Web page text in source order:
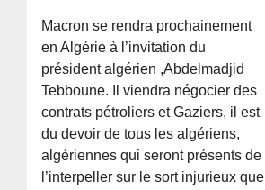
Macron se rendra prochainement
en Algérie à l’invitation du
président algérien ,Abdelmadjid
Tebboune. Il viendra négocier des
contrats pétroliers et Gaziers, il est
du devoir de tous les algériens,
algériennes qui seront présents de
l’interpeller sur le sort injurieux que